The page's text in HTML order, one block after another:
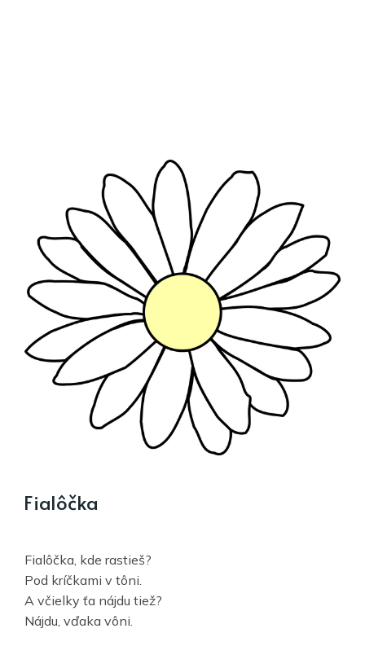
Fialôčka
Fialôčka, kde rastieš?
Pod kríčkami v tôni.
A včielky ťa nájdu tiež?
Nájdu, vďaka vôni.